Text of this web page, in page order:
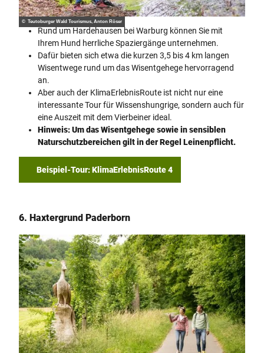
© Teutoburger Wald Tourismus, Anton Röser
Rund um Hardehausen bei Warburg können Sie mit
Ihrem Hund herrliche Spaziergänge unternehmen.
Dafür bieten sich etwa die kurzen 3,5 bis 4 km langen
Wisentwege rund um das Wisentgehege hervorragend
an.
Aber auch der KlimaErlebnisRoute ist nicht nur eine
interessante Tour für Wissenshungrige, sondern auch für
eine Auszeit mit dem Vierbeiner ideal.
Hinweis: Um das Wisentgehege sowie in sensiblen
Naturschutzbereichen gilt in der Regel Leinenpflicht.
Beispiel-Tour: KlimaErlebnisRoute 4
6. Haxtergrund Paderborn